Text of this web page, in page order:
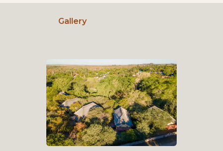
Gallery